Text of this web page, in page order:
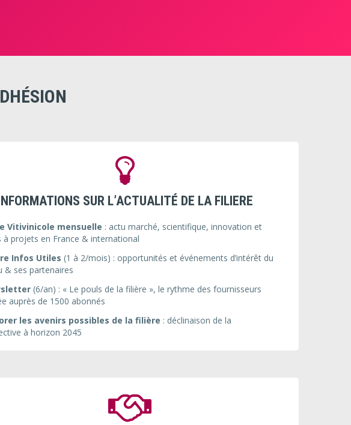
SUR L’ACTUALITÉ DE LA FILIERE
Vitivinicole mensuelle : actu marché, scientifique, innovation et
à projets en France & international
Infos Utiles (1 à 2/mois) : opportunités et événements d’intérêt du
& ses partenaires
(6/an) : « Le pouls de la filière », le rythme des fournisseurs
auprès de 1500 abonnés
les avenirs possibles de la filière : déclinaison de la
à horizon 2045